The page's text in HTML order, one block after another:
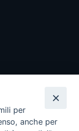
per
anche per